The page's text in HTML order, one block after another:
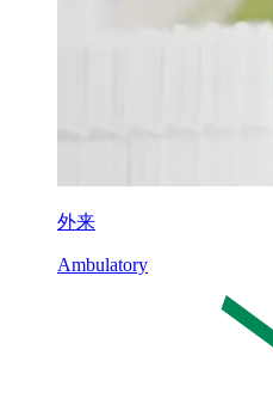
外来
Ambulatory